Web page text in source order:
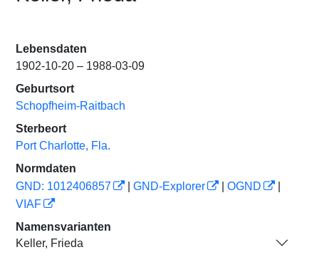
Lebensdaten
1902-10-20 – 1988-03-09
Geburtsort
Schopfheim-Raitbach
Sterbeort
Port Charlotte, Fla.
Normdaten
GND: 1012406857
GND-Explorer OGND
VIAF
Namensvarianten
Keller, Frieda